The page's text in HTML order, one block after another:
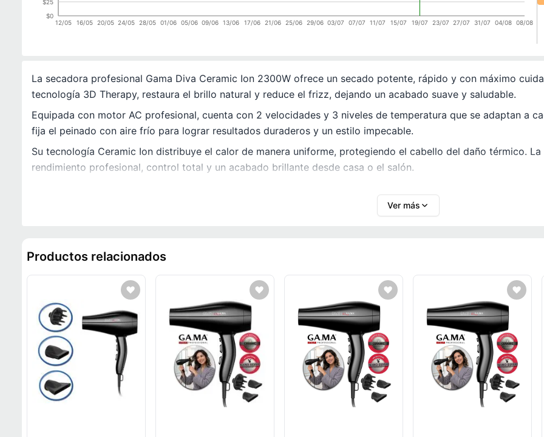
12/05 16/05 20/05 24/05 28/05 01/06 05/06 09/06 13/06 17/06 21/06 25/06 29/06 03/07 07/07 11/07 15/07 19/07 23/07 27/07 31/07 04/08 08/08
$0
$25
La secadora profesional Gama Diva Ceramic Ion 2300W ofrece un secado potente, rápido y con máximo
tecnología 3D Therapy, restaura el brillo natural y reduce el frizz, dejando un acabado suave y saludable.
Equipada con motor AC profesional, cuenta con 2 velocidades y 3 niveles de temperatura que se adaptan a
fija el peinado con aire frío para lograr resultados duraderos y un estilo impecable.
Su tecnología Ceramic Ion distribuye el calor de manera uniforme, protegiendo el cabello del daño térmico.
rendimiento profesional, control total y un acabado brillante desde casa o el salón.
Ver más
Productos relacionados